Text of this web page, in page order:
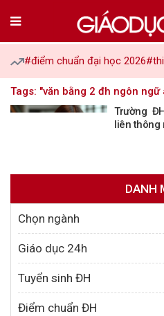
#điểm chuẩn đại học 2026
Tags: "văn bằng 2 đh ngôn ngữ
Trường
liên
DANH
Chọn ngành
Giáo dục 24h
Tuyển sinh ĐH
Điểm chuẩn ĐH